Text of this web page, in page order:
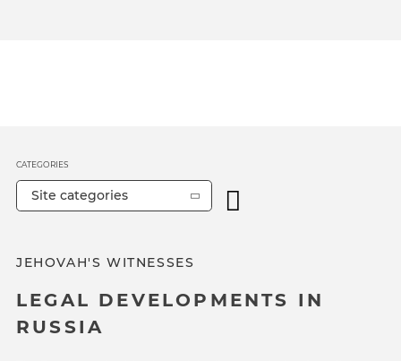
JEHOVAH'S WITNESSES
LEGAL DEVELOPMENTS IN
RUSSIA
CATEGORIES
Site categories